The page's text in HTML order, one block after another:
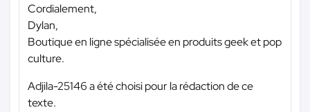
Cordialement,
Dylan,
Boutique en ligne spécialisée en produits geek et pop
culture.
Adjila-25146 a été choisi pour la rédaction de ce
texte.